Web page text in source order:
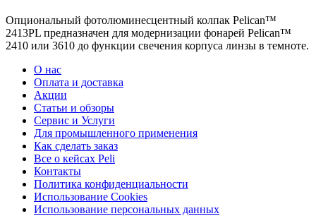
Опциональный фотолюминесцентный колпак Pelican™
2413PL предназначен для модернизации фонарей Pelican™
2410 или 3610 до функции свечения корпуса линзы в темноте.
О нас
Оплата и доставка
Акции
Статьи и обзоры
Сервис и Услуги
Для промышленного применения
Как сделать заказ
Все о кейсах Peli
Контакты
Политика конфиденциальности
Использование Cookies
Использование персональных данных